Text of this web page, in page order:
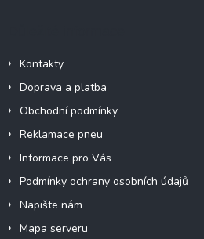
s
Kontakty
Doprava a platba
Obchodní podmínky
Reklamace pneu
Informace pro Vás
Podmínky ochrany osobních údajů
Napište nám
Mapa serveru